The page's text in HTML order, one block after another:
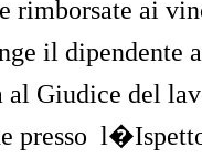
rimborsate ai
il dipendente
al Giudice del
presso